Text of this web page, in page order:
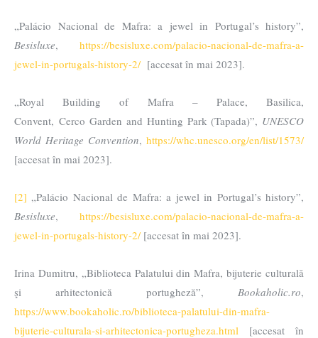
„Palácio Nacional de Mafra: a jewel in Portugal’s history”,
Besisluxe, https://besisluxe.com/palacio-nacional-de-mafra-a-
jewel-in-portugals-history-2/[accesat în mai 2023].
„Royal Building of Mafra – Palace, Basilica,
Convent, Cerco Garden and Hunting Park (Tapada)”, UNESCO
World Heritage Convention, https://whc.unesco.org/en/list/1573/
[accesat în mai 2023].
[2] „Palácio Nacional de Mafra: a jewel in Portugal’s history”,
Besisluxe, https://besisluxe.com/palacio-nacional-de-mafra-a-
jewel-in-portugals-history-2/[accesat în mai 2023].
Irina Dumitru, „Biblioteca Palatului din Mafra, bijuterie culturală
şi arhitectonică portugheză”, Bookaholic.ro,
https://www.bookaholic.ro/biblioteca-palatului-din-mafra-
bijuterie-culturala-si-arhitectonica-portugheza.html [accesat în